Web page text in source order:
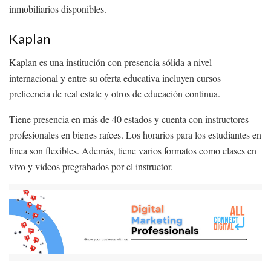
inmobiliarios disponibles.
Kaplan
Kaplan es una institución con presencia sólida a nivel
internacional y entre su oferta educativa incluyen cursos
prelicencia de real estate y otros de educación continua.
Tiene presencia en más de 40 estados y cuenta con instructores
profesionales en bienes raíces. Los horarios para los estudiantes en
línea son flexibles. Además, tiene varios formatos como clases en
vivo y videos pregrabados por el instructor.